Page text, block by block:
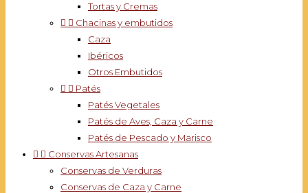
Tortas y Cremas
  Chacinas y embutidos
Caza
Ibéricos
Otros Embutidos
  Patés
Patés Vegetales
Patés de Aves, Caza y Carne
Patés de Pescado y Marisco
  Conservas Artesanas
Conservas de Verduras
Conservas de Caza y Carne